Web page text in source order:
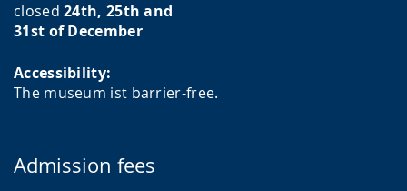
closed24th, 25th and
31st of December
Accessibility:
The museum ist barrier-free.
Admission fees